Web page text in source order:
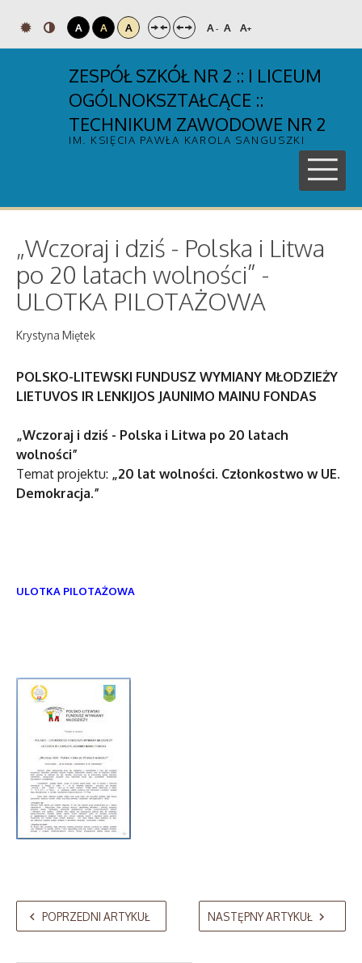
A A A A- A A+
ZESPÓŁ SZKÓŁ NR 2 :: I LICEUM
OGÓLNOKSZTAŁCĄCE ::
TECHNIKUM ZAWODOWE NR 2
IM. KSIĘCIA PAWŁA KAROLA SANGUSZKI
„Wczoraj i dziś - Polska i Litwa
po 20 latach wolności” -
ULOTKA PILOTAŻOWA
Krystyna Miętek
POLSKO-LITEWSKI FUNDUSZ WYMIANY MŁODZIEŻY
LIETUVOS IR LENKIJOS JAUNIMO MAINU FONDAS
„Wczoraj i dziś - Polska i Litwa po 20 latach
wolności”
Temat projektu: „20 lat wolności. Członkostwo w UE.
Demokracja.”
ULOTKA PILOTAŻOWA
POPRZEDNI ARTYKUŁ NASTĘPNY ARTYKUŁ